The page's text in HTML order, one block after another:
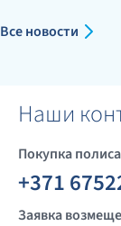
Все новости
Наши
Покупка
+371
Заявка